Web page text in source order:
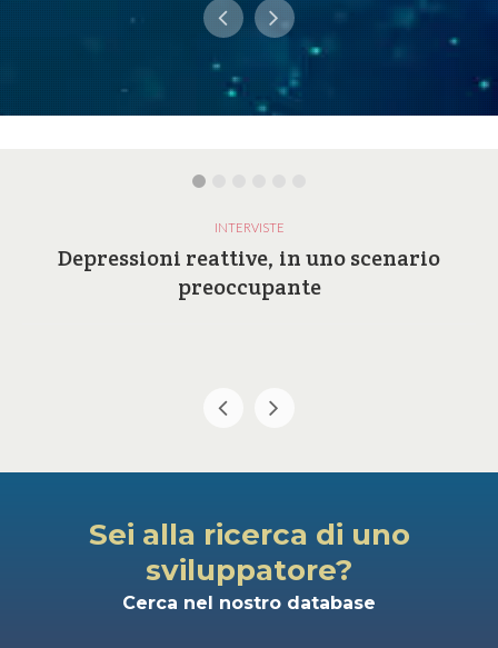
INTERVISTE
Depressioni reattive, in uno scenario
preoccupante
Sei alla ricerca di uno
sviluppatore?
Cerca nel nostro database